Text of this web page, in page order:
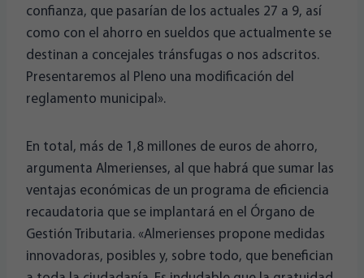
confianza, que pasarían de los actuales 27 a 9, así
como con el ahorro en sueldos que actualmente se
destinan a concejales tránsfugas o nos adscritos.
Presentaremos al Pleno una modificación del
reglamento municipal».
En total, más de 1,8 millones de euros de ahorro,
argumenta Almerienses, al que habrá que sumar las
ventajas económicas de un programa de eficiencia
recaudatoria que se implantará en el Órgano de
Gestión Tributaria. «Almerienses propone medidas
innovadoras, posibles y, sobre todo, que benefician